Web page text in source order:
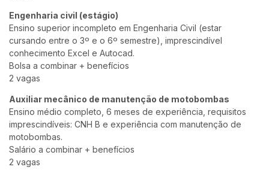
Engenharia civil (estágio)
Ensino superior incompleto em Engenharia Civil (estar
cursando entre o 3º e o 6º semestre), imprescindível
conhecimento Excel e Autocad.
Bolsa a combinar + benefícios
2 vagas
Auxiliar mecânico de manutenção de motobombas
Ensino médio completo, 6 meses de experiência, requisitos
imprescindíveis: CNH B e experiência com manutenção de
motobombas.
Salário a combinar + benefícios
2 vagas